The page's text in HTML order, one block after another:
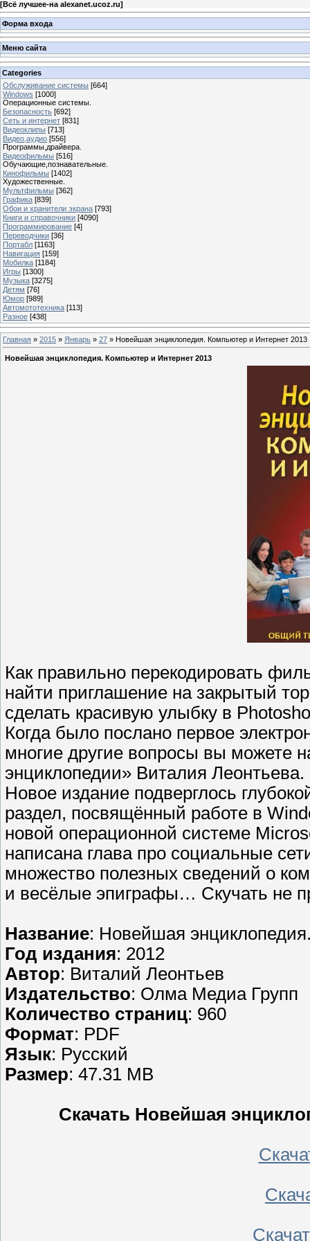
[Всё лучшее-на alexanet.ucoz.ru]
Форма входа
Меню сайта
Categories
Обслуживание системы [664]
Windows [1000]
Операционные системы.
Безопасность [692]
Сеть и интернет [831]
Видеоклипы [713]
Видео,аудио [556]
Программы,драйвера.
Видеофильмы [516]
Обучающие,познавательные.
Кинофильмы [1402]
Художественные.
Мультфильмы [362]
Графика [839]
Обои и хранители экрана [793]
Книги и справочники [4090]
Программирование [4]
Переводчики [36]
Портабл [1163]
Навигация [159]
Мобилка [1184]
Игры [1300]
Музыка [3275]
Детям [76]
Юмор [989]
Автомототехника [113]
Разное [438]
Главная » 2015 » Январь » 27 » Новейшая энциклопедия. Компьютер и Интернет 2013
Новейшая энциклопедия. Компьютер и Интернет 2013
Как правильно перекодировать
найти приглашение на закрытый
сделать красивую улыбку в
Когда было послано первое
многие другие вопросы вы можете
энциклопедии» Виталия Леонтьева.
Новое издание подверглось
раздел, посвящённый работе в
новой операционной системе
написана глава про социальные
множество полезных сведений о
и весёлые эпиграфы… Скучать не
Название: Новейшая
Год издания: 2012
Автор: Виталий Леонтьев
Издательство: Олма Медиа Групп
Количество страниц: 960
Формат: PDF
Язык: Русский
Размер: 47.31 MB
Скачать Новейшая